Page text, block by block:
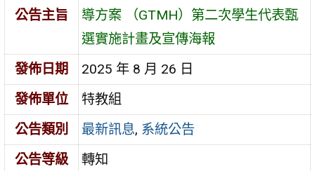
公告主旨
導方案 （GTMH）第二次學生代表甄
選實施計畫及宣傳海報
發佈日期
2025 年 8 月 26 日
發佈單位
特教組
公告類別
最新訊息, 系統公告
公告等級
轉知